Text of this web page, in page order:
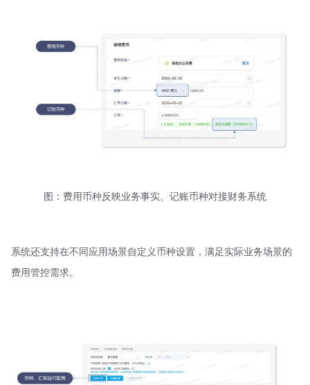
图：费用币种反映业务事实、记账币种对接财务系统
系统还支持在不同应用场景自定义币种设置，满足实际业务场景的
费用管控需求。